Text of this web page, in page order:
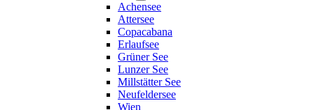
Achensee
Attersee
Copacabana
Erlaufsee
Grüner See
Lunzer See
Millstätter See
Neufeldersee
Wien